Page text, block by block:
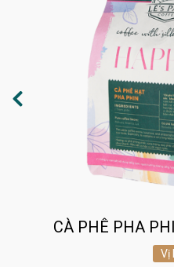
CÀ PHÊ PHA
Vị